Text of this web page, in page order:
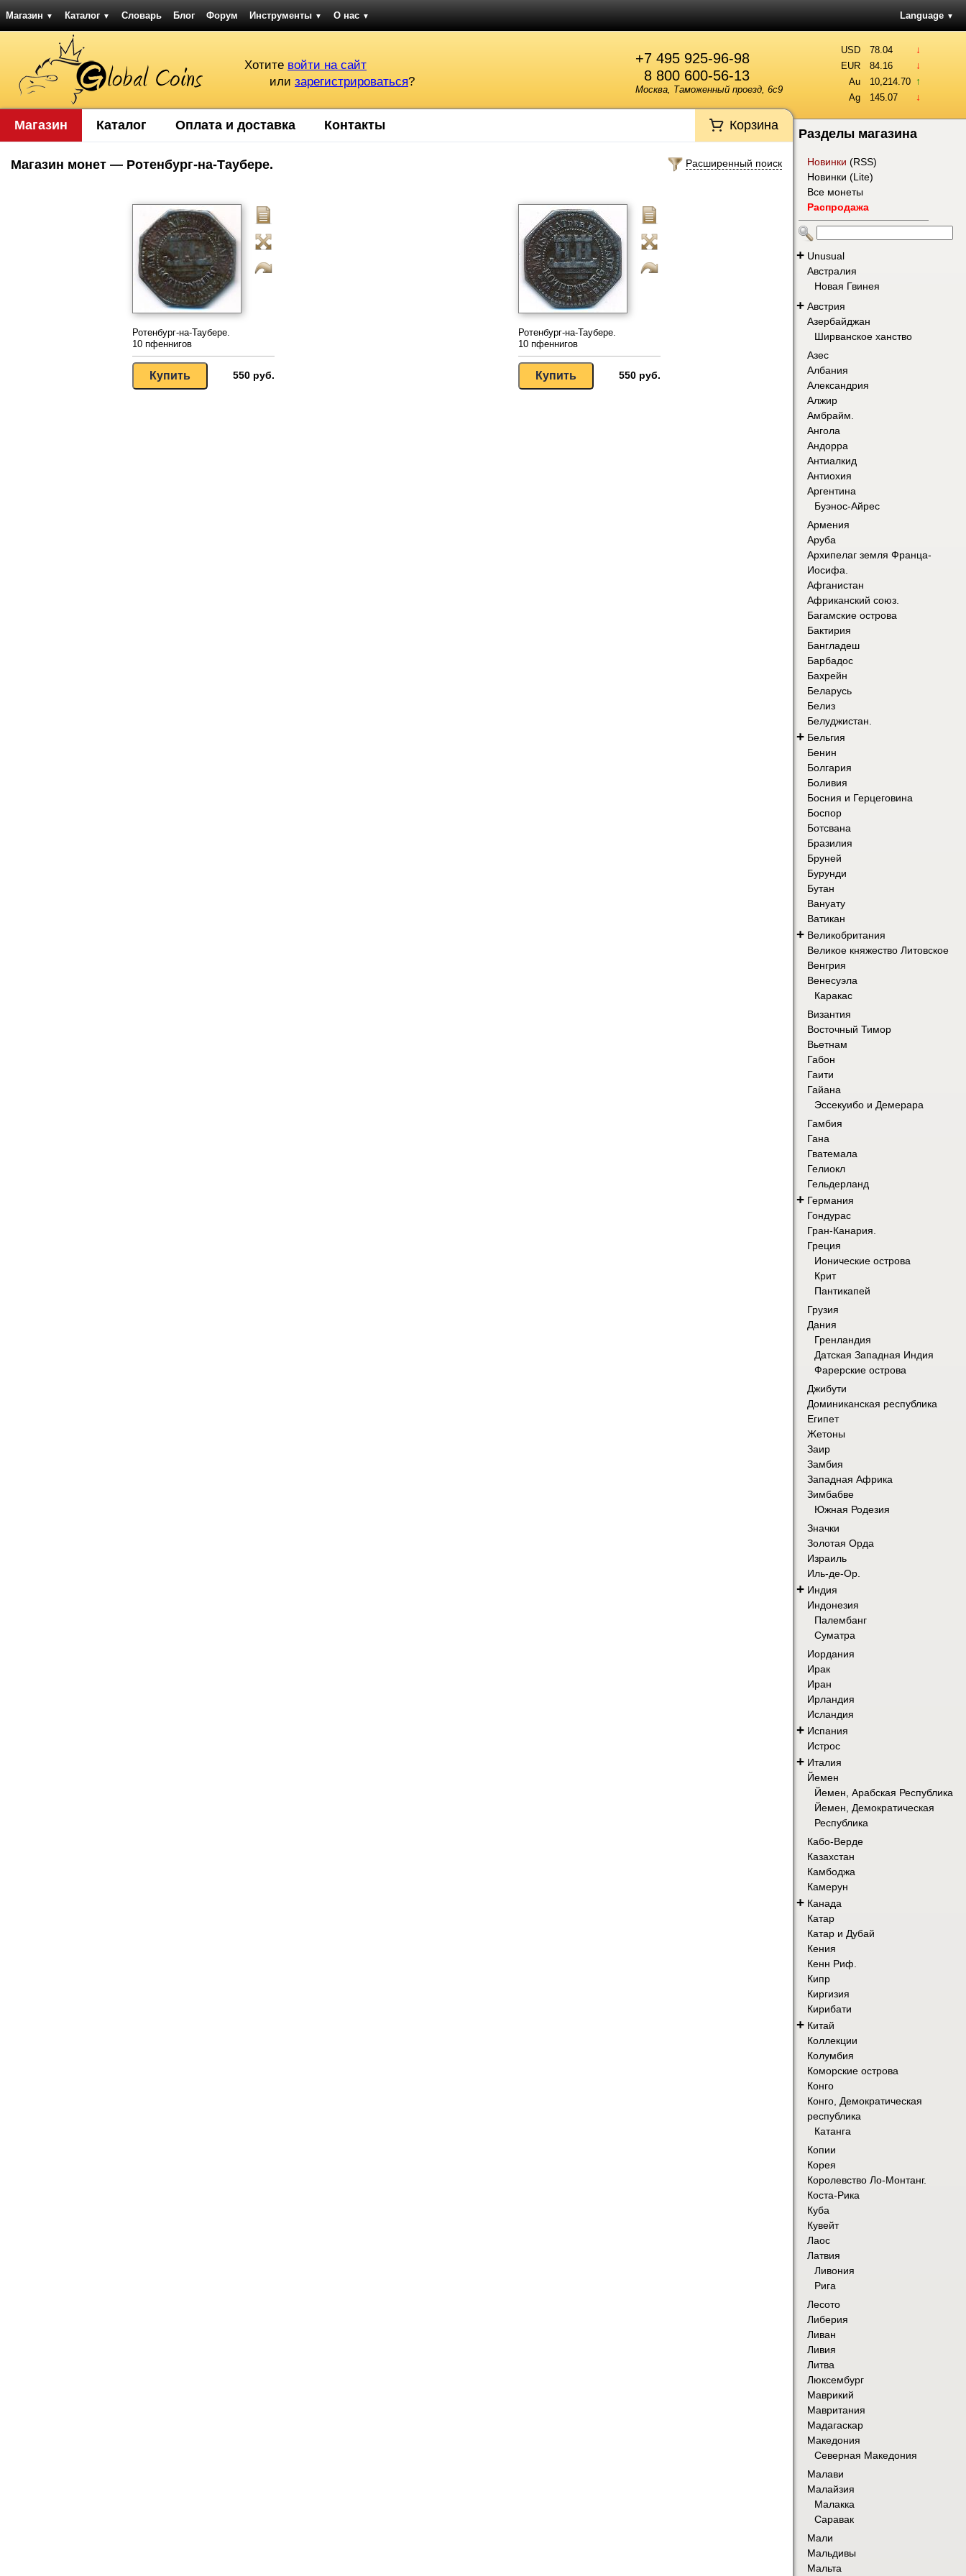
Магазин ▼ Каталог ▼ Словарь Блог Форум Инструменты ▼ О нас ▼ Language ▼
+7 495 925-96-98
8 800 600-56-13
Москва, Таможенный проезд, 6с9
Хотите войти на сайт
или зарегистрироваться?
USD 78.04 ↓
EUR 84.16 ↓
Au 10,214.70 ↑
Ag 145.07 ↓
Магазин Каталог Оплата и доставка Контакты Корзина
Расширенный поиск
Магазин монет — Ротенбург-на-Таубере.
Ротенбург-на-Таубере.
10 пфеннигов
550 руб.
Ротенбург-на-Таубере.
10 пфеннигов
550 руб.
Разделы магазина
Новинки (RSS)
Новинки (Lite)
Все монеты
Распродажа
+ Unusual
Австралия
Новая Гвинея
+ Австрия
Азербайджан
Ширванское ханство
Азес
Албания
Александрия
Алжир
Амбрайм.
Ангола
Андорра
Антиалкид
Антиохия
Аргентина
Буэнос-Айрес
Армения
Аруба
Архипелаг земля Франца-
Иосифа.
Афганистан
Африканский союз.
Багамские острова
Бактирия
Бангладеш
Барбадос
Бахрейн
Беларусь
Белиз
Белуджистан.
+ Бельгия
Бенин
Болгария
Боливия
Босния и Герцеговина
Боспор
Ботсвана
Бразилия
Бруней
Бурунди
Бутан
Вануату
Ватикан
+ Великобритания
Великое княжество Литовское
Венгрия
Венесуэла
Каракас
Византия
Восточный Тимор
Вьетнам
Габон
Гаити
Гайана
Эссекуибо и Демерара
Гамбия
Гана
Гватемала
Гелиокл
Гельдерланд
+ Германия
Гондурас
Гран-Канария.
Греция
Ионические острова
Крит
Пантикапей
Грузия
Дания
Гренландия
Датская Западная Индия
Фарерские острова
Джибути
Доминиканская республика
Египет
Жетоны
Заир
Замбия
Западная Африка
Зимбабве
Южная Родезия
Значки
Золотая Орда
Израиль
Иль-де-Ор.
+ Индия
Индонезия
Палембанг
Суматра
Иордания
Ирак
Иран
Ирландия
Исландия
+ Испания
Истрос
+ Италия
Йемен
Йемен, Арабская Республика
Йемен, Демократическая
Республика
Кабо-Верде
Казахстан
Камбоджа
Камерун
+ Канада
Катар
Катар и Дубай
Кения
Кенн Риф.
Кипр
Киргизия
Кирибати
+ Китай
Коллекции
Колумбия
Коморские острова
Конго
Конго, Демократическая
республика
Катанга
Копии
Корея
Королевство Ло-Монтанг.
Коста-Рика
Куба
Кувейт
Лаос
Латвия
Ливония
Рига
Лесото
Либерия
Ливан
Ливия
Литва
Люксембург
Маврикий
Мавритания
Мадагаскар
Македония
Северная Македония
Малави
Малайзия
Малакка
Саравак
Мали
Мальдивы
Мальта